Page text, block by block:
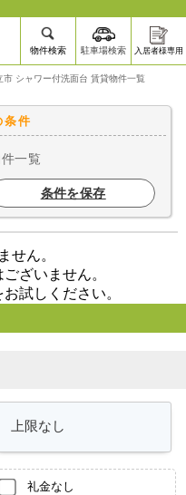
物件検索 駐車場検索 入居者様専用
市 シャワー付洗面台 賃貸物件一覧
条件
一覧
条件を保存
せん。
ざいません。
試しください。
礼金なし